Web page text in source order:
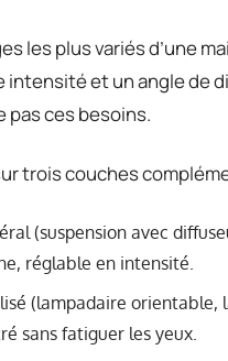
les plus variés d’une
intensité et un angle de
pas ces besoins.
trois couches
(suspension avec
réglable en intensité.
(lampadaire
sans fatiguer les yeux.